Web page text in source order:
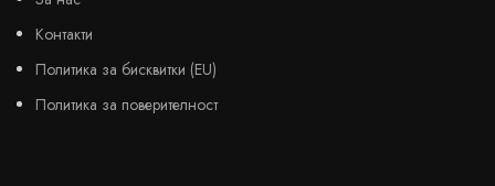
Контакти
Политика за бисквитки (EU)
Политика за поверителност